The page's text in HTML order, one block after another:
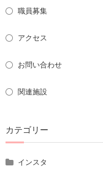
職員募集
アクセス
お問い合わせ
関連施設
カテゴリー
インスタ